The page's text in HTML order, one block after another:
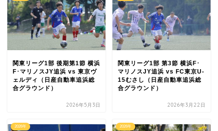
関東リーグ1部 後期第1節 横浜
F･マリノスJY追浜 vs 東京ヴ
ェルディ（日産自動車追浜総
合グラウンド）
2026年5月3日
関東リーグ1部 第3節 横浜F･
マリノスJY追浜 vs FC東京U-
15むさし（日産自動車追浜総
合グラウンド）
2026年3月22日
2026年 2026年